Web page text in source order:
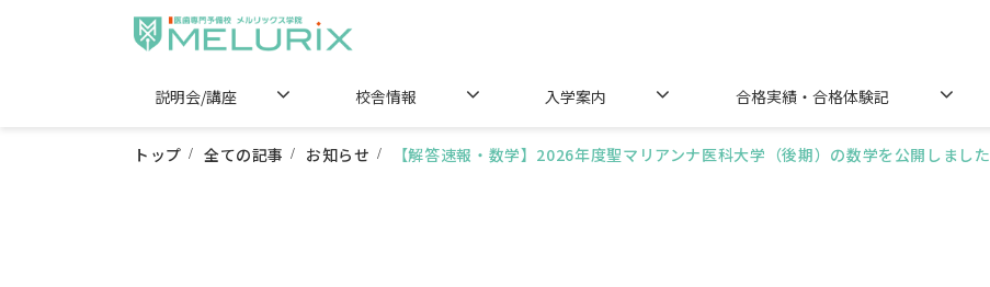
説明会/講座 校舎情報 入学案内 合格実績・合格体験記
トップ 全ての記事 お知らせ 【解答速報・数学】2026年度聖マリアンナ医科大学（後期）の数学を公開しました